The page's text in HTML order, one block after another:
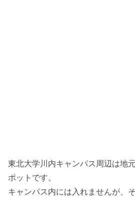
東北大学川内キャンパス周辺は地
ポットです。
キャンパス内には入れませんが、